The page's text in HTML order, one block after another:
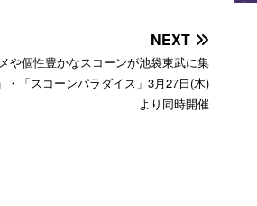
NEXT
や個性豊かなスコーンが池袋東武に集
・「スコーンパラダイス」3月27日(木)
より同時開催